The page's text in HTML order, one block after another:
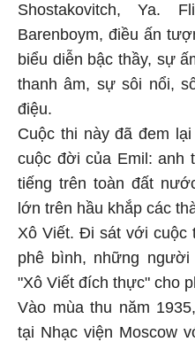
Shostakovitch, Ya.
Barenboym, điều ấn
biểu diễn bậc thầy, sự
thanh âm, sự sôi nổi,
điệu.
Cuộc thi này đã đem
cuộc đời của Emil: anh
tiếng trên toàn đất
lớn trên hầu khắp các
Xô Viết. Đi sát với cuộc
phê bình, những
"Xô Viết đích thực" cho
Vào mùa thu năm
tại Nhạc viện Moscow